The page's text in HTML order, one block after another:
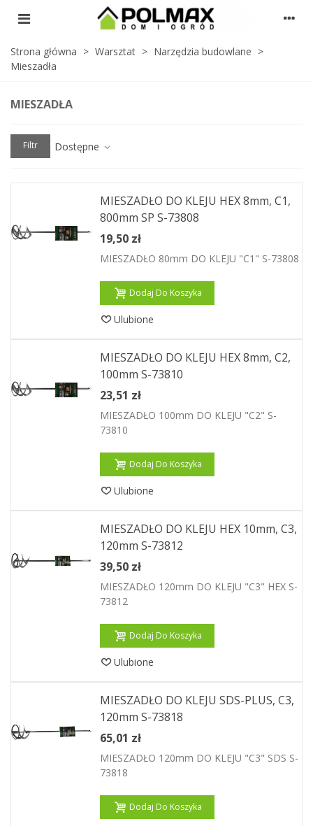
Strona główna > Warsztat > Narzędzia budowlane >
Mieszadła
MIESZADŁA
Filtr Dostępne
MIESZADŁO DO KLEJU HEX 8mm, C1,
800mm SP S-73808
19,50 zł
MIESZADŁO 80mm DO KLEJU "C1" S-73808
Dodaj Do Koszyka
Ulubione
MIESZADŁO DO KLEJU HEX 8mm, C2,
100mm S-73810
23,51 zł
MIESZADŁO 100mm DO KLEJU "C2" S-
73810
Dodaj Do Koszyka
Ulubione
MIESZADŁO DO KLEJU HEX 10mm, C3,
120mm S-73812
39,50 zł
MIESZADŁO 120mm DO KLEJU "C3" HEX S-
73812
Dodaj Do Koszyka
Ulubione
MIESZADŁO DO KLEJU SDS-PLUS, C3,
120mm S-73818
65,01 zł
MIESZADŁO 120mm DO KLEJU "C3" SDS S-
73818
Dodaj Do Koszyka